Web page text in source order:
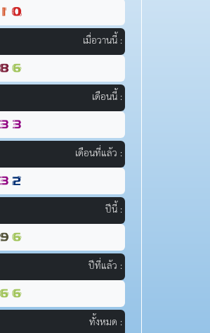
เมื่อวานนี้ :
เดือนนี้ :
เดือนที่แล้ว :
ปีนี้ :
ปีที่แล้ว :
ทั้งหมด :